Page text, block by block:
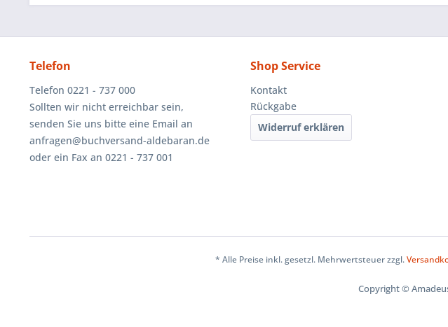
Telefon
Telefon 0221 - 737 000
Sollten wir nicht erreichbar sein,
senden Sie uns bitte eine Email an
anfragen@buchversand-aldebaran.de
oder ein Fax an 0221 - 737 001
Shop Service
Kontakt
Rückgabe
Widerruf erklären
* Alle Preise inkl. gesetzl. Mehrwertsteuer zzgl.
Copyright ©